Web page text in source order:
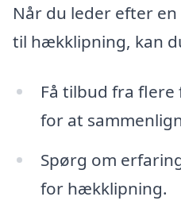
Når du leder efter
til hækklipning, kan
Få tilbud fra
for at
Spørg om
for hækklipning.